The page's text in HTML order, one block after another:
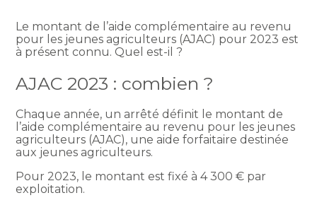
Le montant de l’aide complémentaire au revenu
pour les jeunes agriculteurs (AJAC) pour 2023 est
à présent connu. Quel est-il ?
AJAC 2023 : combien ?
Chaque année, un arrêté définit le montant de
l’aide complémentaire au revenu pour les jeunes
agriculteurs (AJAC), une aide forfaitaire destinée
aux jeunes agriculteurs.
Pour 2023, le montant est fixé à 4 300 € par
exploitation.